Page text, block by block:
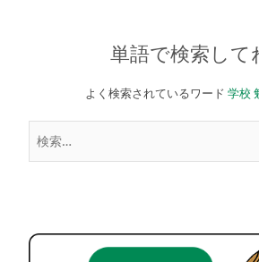
単語で検索して
よく検索されているワード 学校